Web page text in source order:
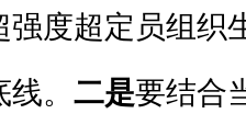
强度超定员组织
。 二是要结合